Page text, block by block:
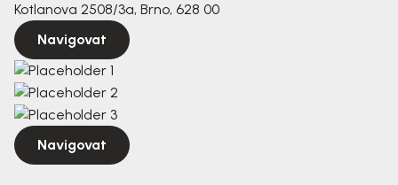
Kotlanova 2508/3a, Brno, 628 00
Navigovat
Navigovat